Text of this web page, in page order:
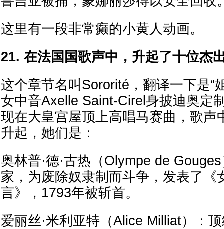
这里有一段非常癫的小黄人动画。
21. 在法国国歌声中，升起了十位杰
这个章节名叫Sororité，翻译一下是“
女中音Axelle Saint-Cirel身披迪奥定
现在大皇宫屋顶上高唱马赛曲，歌声
升起，她们是：
奥林普·德·古热（Olympe de
家，为废除奴隶制而斗争，发表了《
言》，1793年被斩首。
爱丽丝·米利亚特（Alice Milliat）：